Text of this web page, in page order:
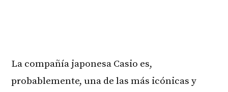
La compañía japonesa Casio es,
probablemente, una de las más icónicas y